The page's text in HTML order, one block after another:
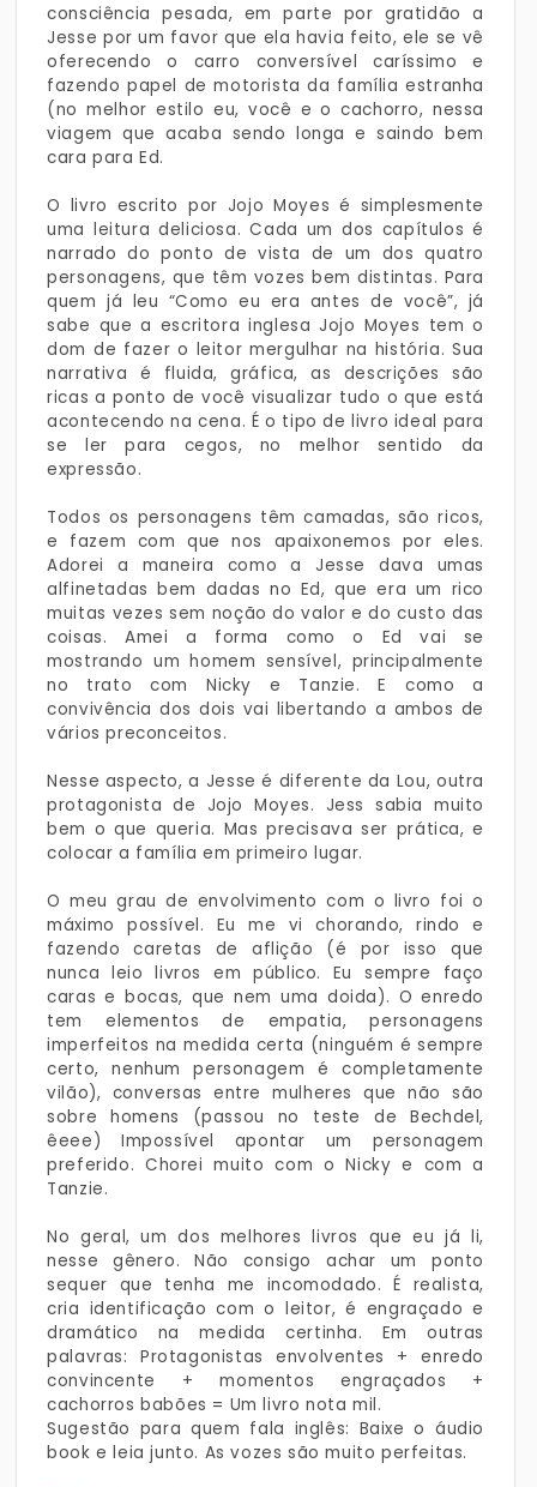
consciência pesada, em parte por gratidão a
Jesse por um favor que ela havia feito, ele se vê
oferecendo o carro conversível caríssimo e
fazendo papel de motorista da família estranha
(no melhor estilo eu, você e o cachorro, nessa
viagem que acaba sendo longa e saindo bem
cara para Ed.
O livro escrito por Jojo Moyes é simplesmente
uma leitura deliciosa. Cada um dos capítulos é
narrado do ponto de vista de um dos quatro
personagens, que têm vozes bem distintas. Para
quem já leu “Como eu era antes de você”, já
sabe que a escritora inglesa Jojo Moyes tem o
dom de fazer o leitor mergulhar na história. Sua
narrativa é fluida, gráfica, as descrições são
ricas a ponto de você visualizar tudo o que está
acontecendo na cena. É o tipo de livro ideal para
se ler para cegos, no melhor sentido da
expressão.
Todos os personagens têm camadas, são ricos,
e fazem com que nos apaixonemos por eles.
Adorei a maneira como a Jesse dava umas
alfinetadas bem dadas no Ed, que era um rico
muitas vezes sem noção do valor e do custo das
coisas. Amei a forma como o Ed vai se
mostrando um homem sensível, principalmente
no trato com Nicky e Tanzie. E como a
convivência dos dois vai libertando a ambos de
vários preconceitos.
Nesse aspecto, a Jesse é diferente da Lou, outra
protagonista de Jojo Moyes. Jess sabia muito
bem o que queria. Mas precisava ser prática, e
colocar a família em primeiro lugar.
O meu grau de envolvimento com o livro foi o
máximo possível. Eu me vi chorando, rindo e
fazendo caretas de aflição (é por isso que
nunca leio livros em público. Eu sempre faço
caras e bocas, que nem uma doida). O enredo
tem elementos de empatia, personagens
imperfeitos na medida certa (ninguém é sempre
certo, nenhum personagem é completamente
vilão), conversas entre mulheres que não são
sobre homens (passou no teste de Bechdel,
êeee) Impossível apontar um personagem
preferido. Chorei muito com o Nicky e com a
Tanzie.
No geral, um dos melhores livros que eu já li,
nesse gênero. Não consigo achar um ponto
sequer que tenha me incomodado. É realista,
cria identificação com o leitor, é engraçado e
dramático na medida certinha. Em outras
palavras: Protagonistas envolventes + enredo
convincente + momentos engraçados +
cachorros babões = Um livro nota mil.
Sugestão para quem fala inglês: Baixe o áudio
book e leia junto. As vozes são muito perfeitas.